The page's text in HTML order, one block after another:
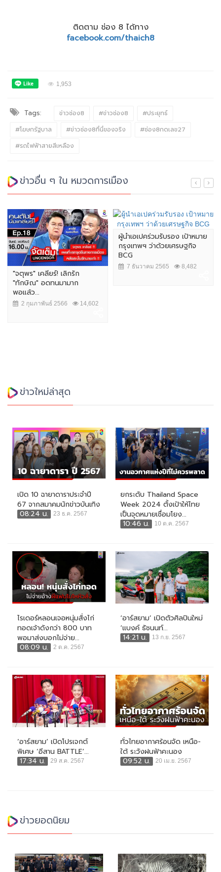
ติดตาม ช่อง 8 ได้ทาง
facebook.com/thaich8
1,953
Tags: ข่าวช่อง8 #ข่าวช่อง8
#ประยุทธ์
#โฆษกรัฐบาล
#ข่าวช่อง8ที่นี่ของจริง
#ช่อง8กดเลข27
#รถไฟฟ้าสายสีเหลือง
ข่าวอื่น ๆ ใน หมวดการเมือง
"จตุพร" เคลียร์! เลิกรัก
"ทักษิณ" อดทนมามาก
พอแล้ว...
2 กุมภาพันธ์ 2566 14,602
ผู้นำเอเปคร่วมรับรอง เป้าหมาย
กรุงเทพฯ ว่าด้วยเศรษฐกิจ
BCG
7 ธันวาคม 2565 8,482
ข่าวใหม่ล่าสุด
เปิด 10 ฉายาดาราประจำปี
67 จากสมาคมนักข่าวบันเทิง
08:24 น.
23 ธ.ค. 2567
ยกระดับ Thailand Space
Week 2024 ตั้งเป้าให้ไทย
เป็นจุดหมายเชื่อมโยง...
10:46 น.
10 ต.ค. 2567
ไรเดอร์หลอนเจอหนุ่มสั่งไก่
ทอดเจ้าดังกว่า 800 บาท
พอมาส่งบอกไม่จ่าย...
08:09 น.
2 ต.ค. 2567
‘อาร์สยาม’ เปิดตัวศิลปินใหม่
‘แบงค์ ธัชนนท์...
14:21 น.
13 ก.ย. 2567
‘อาร์สยาม’ เปิดโปรเจกต์
พิเศษ ‘อีสาน BATTLE’...
17:34 น.
29 ส.ค. 2567
ทั่วไทยอากาศร้อนจัด เหนือ-
ใต้ ระวังฝนฟ้าคะนอง
09:52 น.
20 เม.ย. 2567
ข่าวยอดนิยม